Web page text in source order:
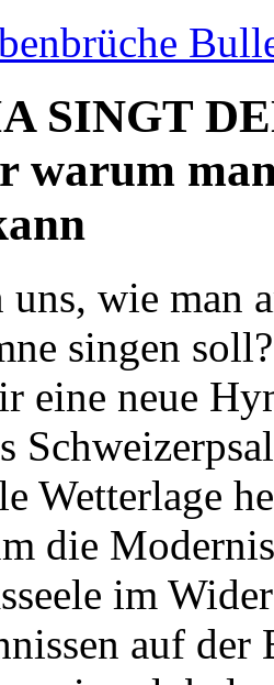
SINGT
warum
wie man
singen
eine neue
Wetterlage
die
im
auf